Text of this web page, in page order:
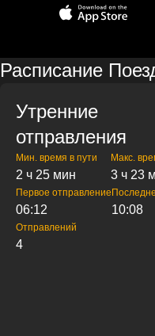
Расписание
Утренние
отправления
Мин. время в пути
2 ч 25 мин
Макс.
3 ч 23
Первое отправление
06:12 10:08
Отправлений
4